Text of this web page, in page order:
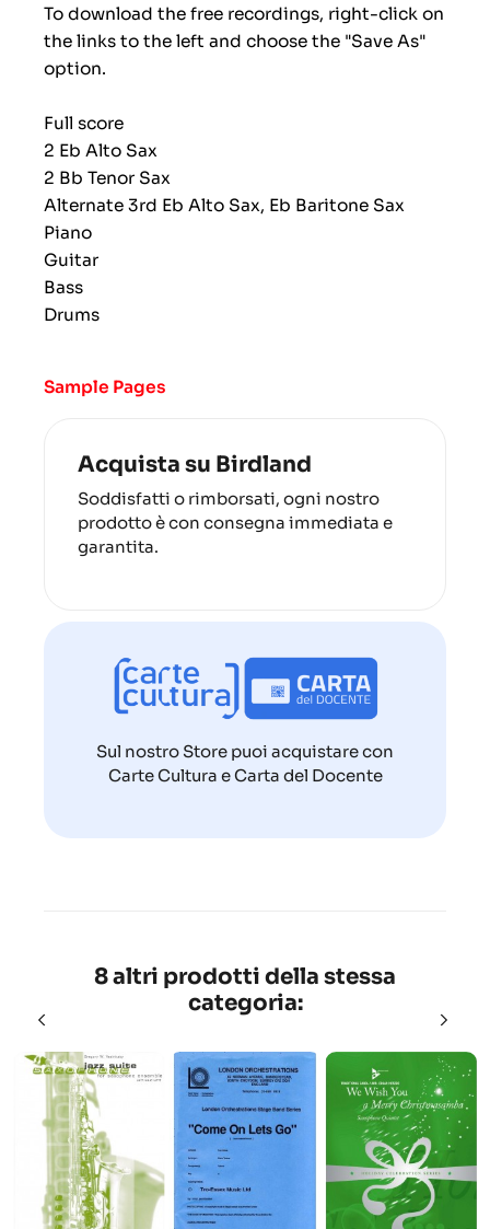
To download the free recordings, right-click on
the links to the left and choose the "Save As"
option.
Full score
2 Eb Alto Sax
2 Bb Tenor Sax
Alternate 3rd Eb Alto Sax, Eb Baritone Sax
Piano
Guitar
Bass
Drums
Sample Pages
Acquista su Birdland
Soddisfatti o rimborsati, ogni nostro
prodotto è con consegna immediata e
garantita.
Sul nostro Store puoi acquistare con
Carte Cultura e Carta del Docente
8 altri prodotti della stessa
categoria: